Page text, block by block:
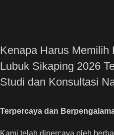
Kenapa Harus Memilih
Lubuk Sikaping 2026
Studi dan Konsultasi
Terpercaya dan